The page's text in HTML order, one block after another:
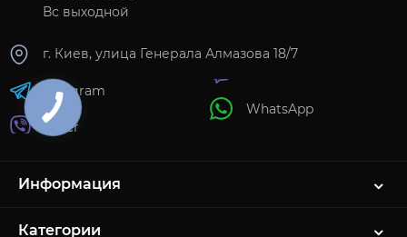
Вс выходной
г. Киев, улица Генерала Алмазова 18/7
Telegram
Viber
WhatsApp
Информация
Категории